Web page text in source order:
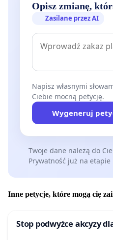
Opisz zmianę,
Zasilane przez AI
Napisz własnymi
Ciebie mocną petycję.
Wygeneruj
Twoje dane należą do
Prywatność już na
Inne petycje, które mogą cię
Stop podwyżce akcyzy